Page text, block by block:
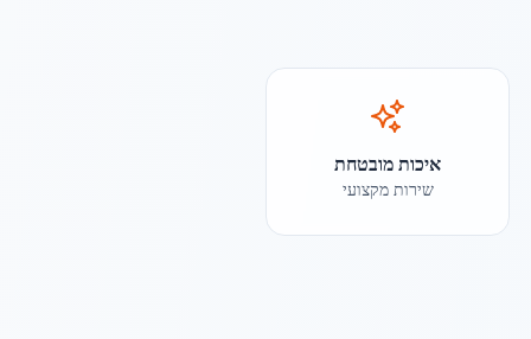
איכות מובטחת
שירות מקצועי